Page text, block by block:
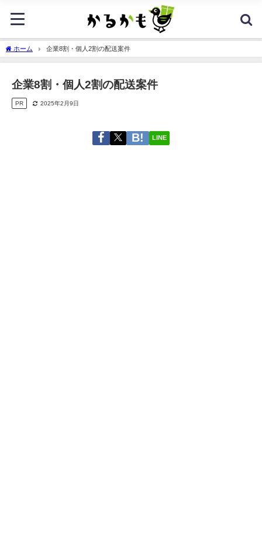
ホーム 企業8割・個人2割の配送案件
企業8割・個人2割の配送案件
PR 2025年2月9日
LINE